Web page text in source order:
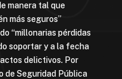
manera tal que
más seguros”
“millonarias pérdidas
soportar y a la fecha
delictivos. Por
de Seguridad Pública